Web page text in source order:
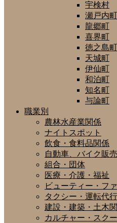
宇検村
瀬戸内町
龍郷町
喜界町
徳之島町
天城町
伊仙町
和泊町
知名町
与論町
職業別
農林水産業関係
ナイトスポット
飲食・食料品関係
自動車、バイク販
組合・団体
医療・介護・福祉
ビューティー・フ
タクシー・運転代
建設・建築・土木
カルチャー・スク